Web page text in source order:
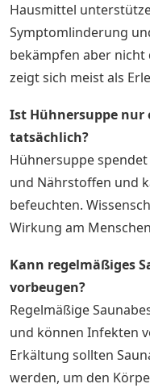
Hausmittel
Symptomlinderung
bekämpfen aber
zeigt sich meist als
Ist Hühnersuppe nur
tatsächlich?
Hühnersuppe
und Nährstoffen und
befeuchten.
Wirkung am
Kann regelmäßiges
vorbeugen?
Regelmäßige
und können Infekten
Erkältung sollten
werden, um den